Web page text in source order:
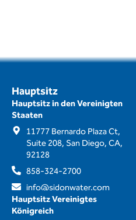
Hauptsitz
Hauptsitz in den Vereinigten
Staaten
11777 Bernardo Plaza Ct,
Suite 208, San Diego, CA,
92128
858-324-2700
info@sidonwater.com
Hauptsitz Vereinigtes
Königreich